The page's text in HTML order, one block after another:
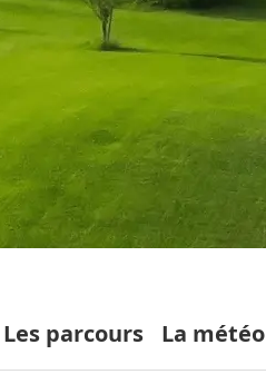
Les parcours La météo